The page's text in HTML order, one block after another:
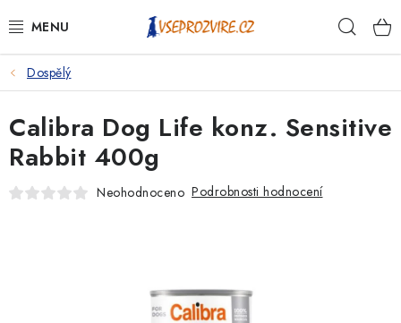
na
PSI
KOČKY
KONĚ
Dospělý
Calibra Dog Life konz. Sensitive
Rabbit 400g
Neohodnoceno Podrobnosti hodnocení